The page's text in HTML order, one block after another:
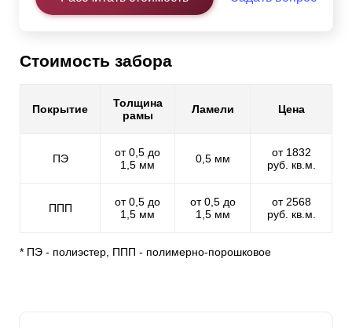
Стоимость забора
Покрытие
Толщина
рамы
Ламели Цена
ПЭ
от 0,5 до
1,5 мм
0,5 мм
от 1832
руб. кв.м.
ППП
от 0,5 до
1,5 мм
от 0,5 до
1,5 мм
от 2568
руб. кв.м.
* ПЭ - полиэстер, ППП - полимерно-порошковое